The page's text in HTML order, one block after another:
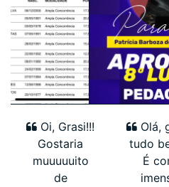
Oi, Grasi!!!
Gostaria
muuuuuito
de
Olá,
tudo
É